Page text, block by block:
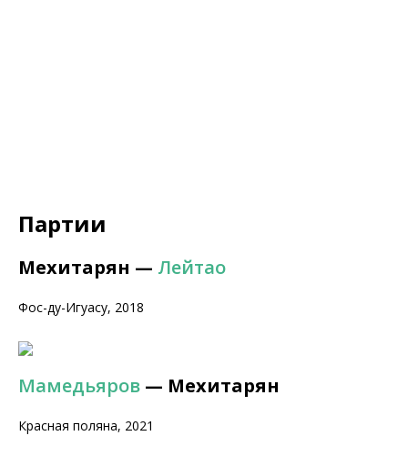
Партии
Мехитарян — Лейтао
Фос-ду-Игуасу, 2018
Мамедьяров — Мехитарян
Красная поляна, 2021